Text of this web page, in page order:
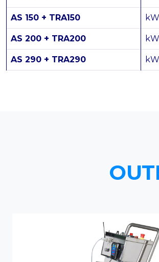
AS 150 + TRA150
AS 200 + TRA200
AS 290 + TRA290